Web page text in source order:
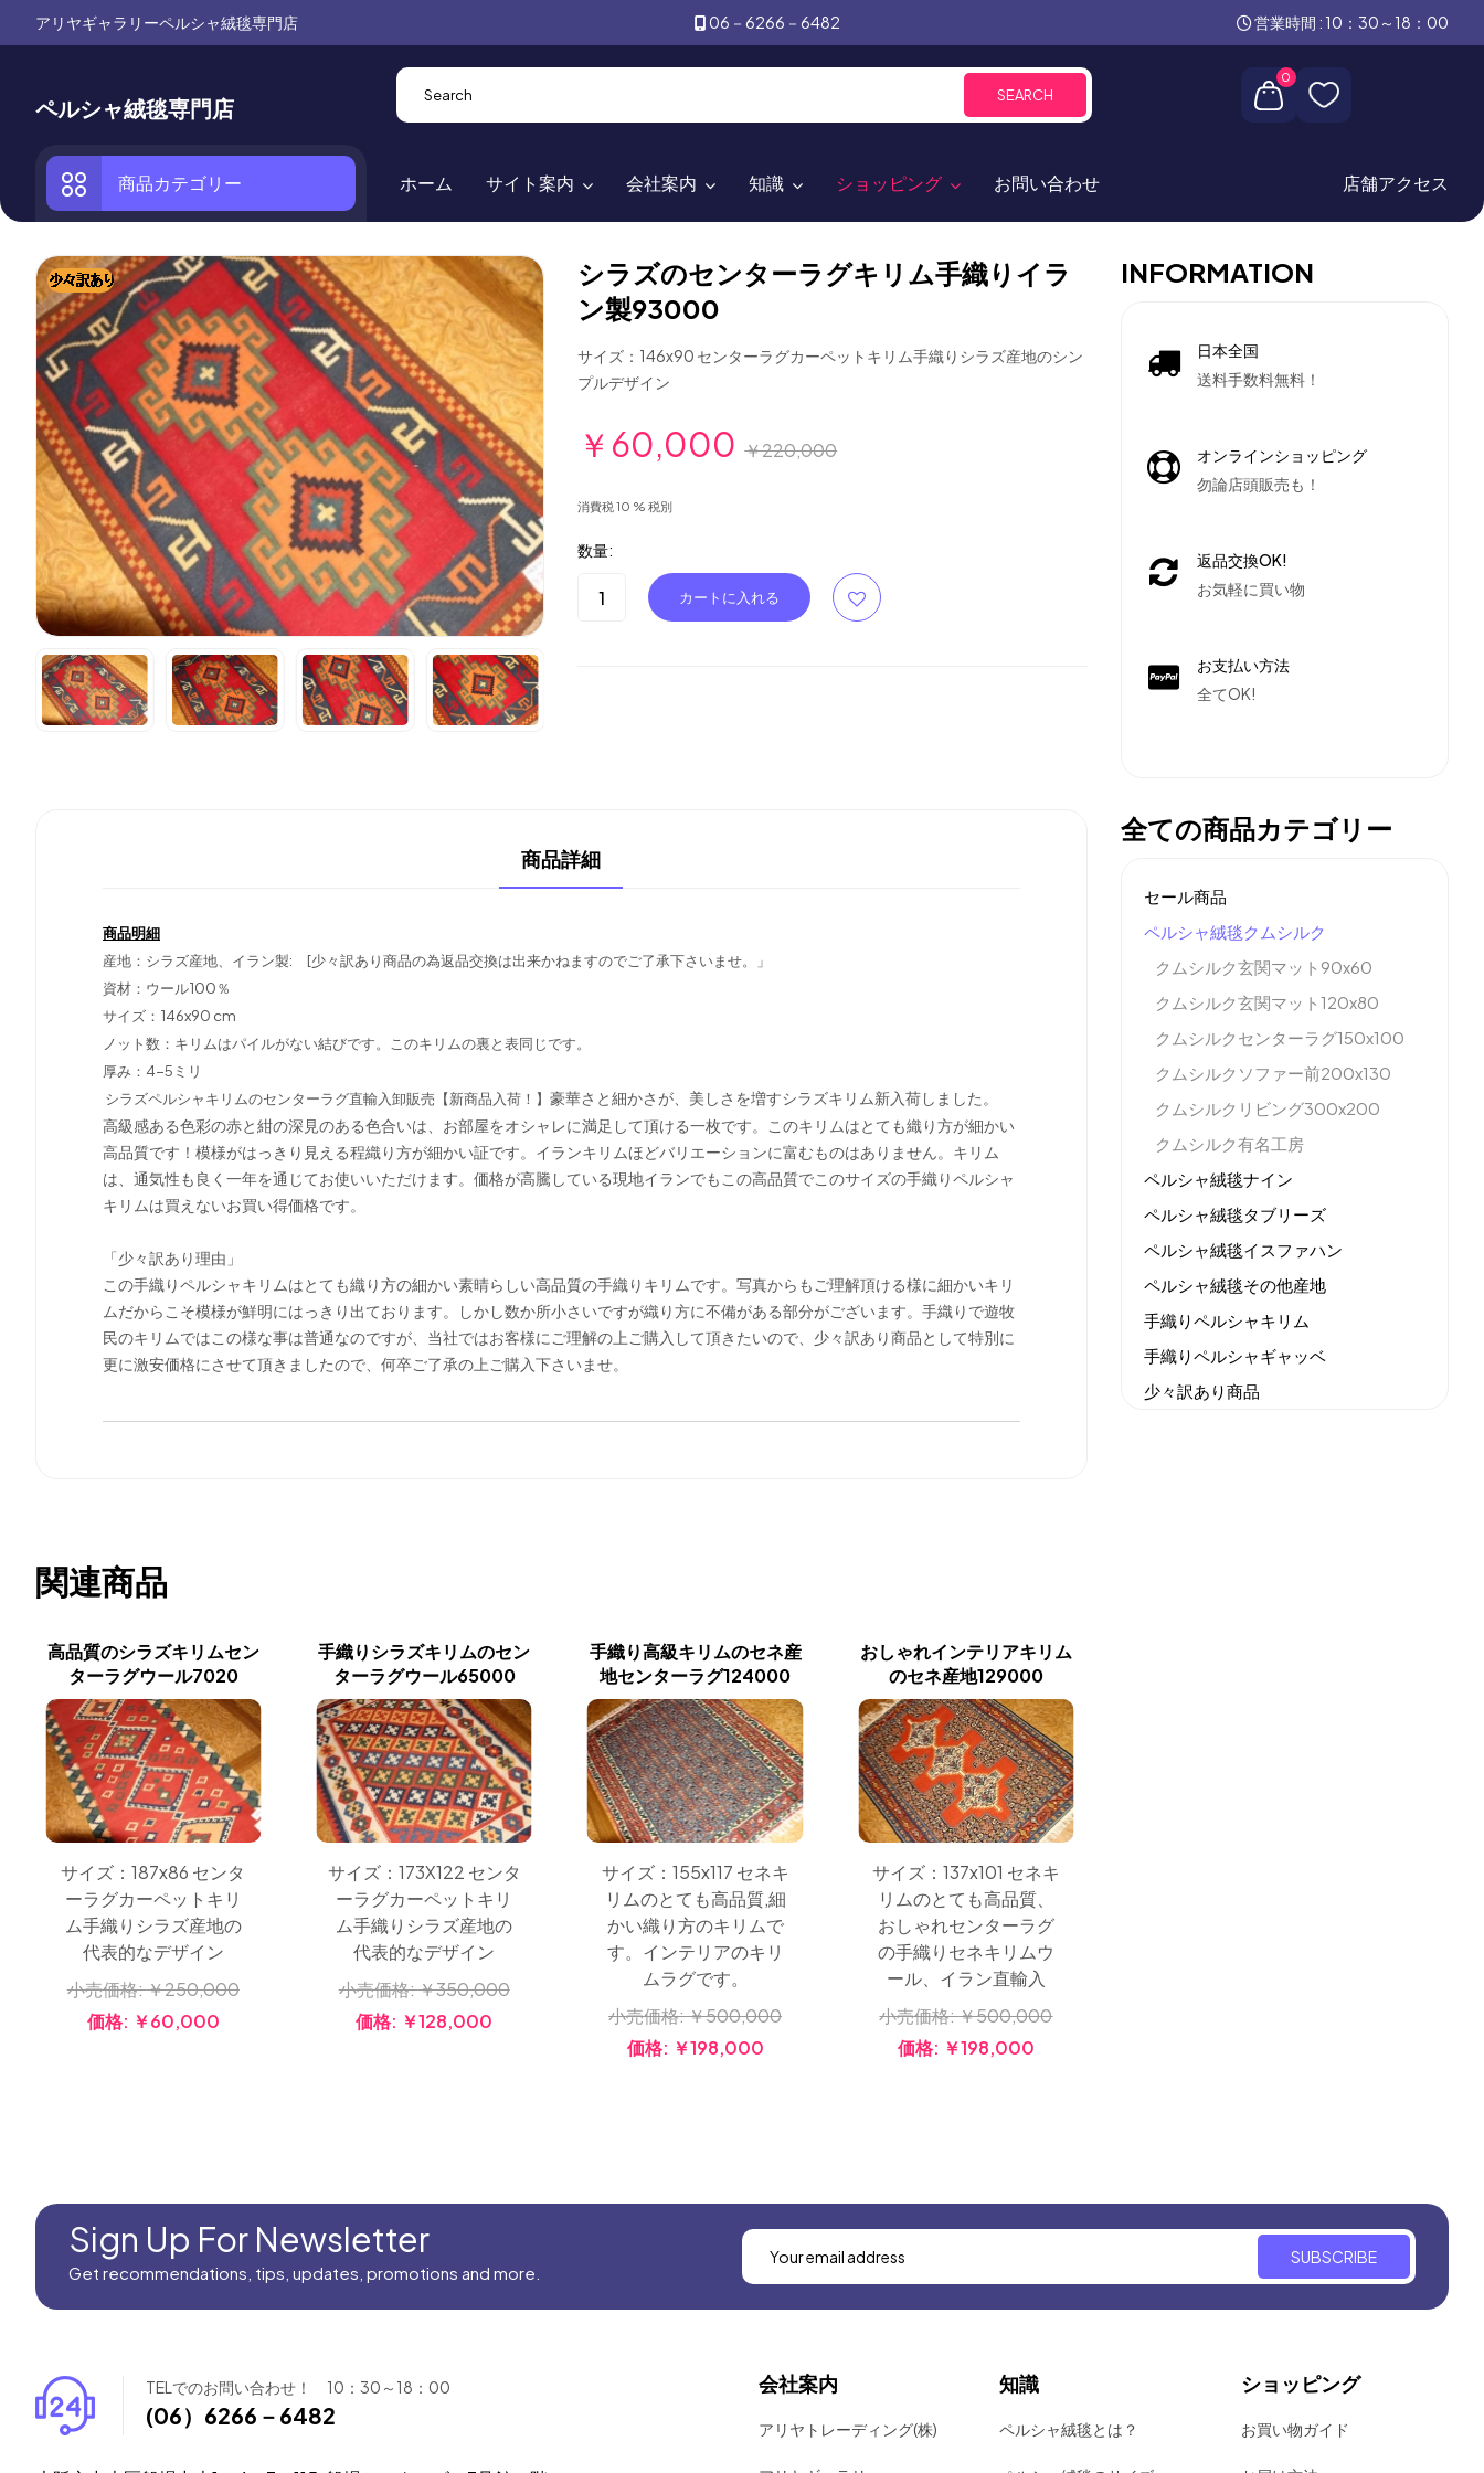
アリヤギャラリーペルシャ絨毯専門店 06－6266－6482 営業時間 : 10：30～18：00
ペルシャ絨毯専門店 SEARCH
0
商品カテゴリー ホーム サイト案内 会社案内 知識 ショッピング お問い合わせ 店舗アクセス
シラズのセンターラグキリム手織りイラ
ン製93000
サイズ：146x90 センターラグカーペットキリム手織りシラズ産地のシン
プルデザイン
￥60,000 ￥220,000
消費税 10 % 税別
数量:
商品詳細
商品明細
産地：シラズ産地、イラン製: [少々訳あり商品の為返品交換は出来かねますのでご了承下さいませ。」
資材：ウール100％
サイズ：146x90 cm
ノット数：キリムはパイルがない結びです。このキリムの裏と表同じです。
厚み：4-5ミリ
シラズペルシャキリムのセンターラグ直輸入卸販売【新商品入荷！】 豪華さと細かさが、美しさを増すシラズキリム新入荷しました。
高級感ある色彩の赤と紺の深見のある色合いは、お部屋をオシャレに満足して頂ける一枚です。このキリムはとても織り方が細かい
高品質です！模様がはっきり見える程織り方が細かい証です。イランキリムほどバリエーションに富むものはありません。キリム
は、通気性も良く一年を通じてお使いいただけます。価格が高騰している現地イランでもこの高品質でこのサイズの手織りペルシャ
キリムは買えないお買い得価格です。
「少々訳あり理由」
この手織りペルシャキリムはとても織り方の細かい素晴らしい高品質の手織りキリムです。写真からもご理解頂ける様に細かいキリ
ムだからこそ模様が鮮明にはっきり出ております。しかし数か所小さいですが織り方に不備がある部分がございます。手織りで遊牧
民のキリムではこの様な事は普通なのですが、当社ではお客様にご理解の上ご購入して頂きたいので、少々訳あり商品として特別に
更に激安価格にさせて頂きましたので、何卒ご了承の上ご購入下さいませ。
関連商品
高品質のシラズキリムセン
ターラグウール7020
サイズ：187x86 センタ
ーラグカーペットキリ
ム手織りシラズ産地の
代表的なデザイン
小売価格:￥250,000
価格: ￥60,000
手織りシラズキリムのセン
ターラグウール65000
サイズ：173X122 センタ
ーラグカーペットキリ
ム手織りシラズ産地の
代表的なデザイン
小売価格:￥350,000
価格: ￥128,000
手織り高級キリムのセネ産
地センターラグ124000
サイズ：155x117 セネキ
リムのとても高品質,細
かい織り方のキリムで
す。インテリアのキリ
ムラグです。
小売価格:￥500,000
価格: ￥198,000
おしゃれインテリアキリム
のセネ産地129000
サイズ：137x101 セネキ
リムのとても高品質、
おしゃれセンターラグ
の手織りセネキリムウ
ール、イラン直輸入
小売価格:￥500,000
価格: ￥198,000
INFORMATION
日本全国
送料手数料無料！
オンラインショッピング
勿論店頭販売も！
返品交換OK!
お気軽に買い物
お支払い方法
全てOK!
全ての商品カテゴリー
セール商品
ペルシャ絨毯クムシルク
クムシルク玄関マット90x60
クムシルク玄関マット120x80
クムシルクセンターラグ150x100
クムシルクソファー前200x130
クムシルクリビング300x200
クムシルク有名工房
ペルシャ絨毯ナイン
ペルシャ絨毯タブリーズ
ペルシャ絨毯イスファハン
ペルシャ絨毯その他産地
手織りペルシャキリム
手織りペルシャギャッベ
少々訳あり商品
Sign Up For Newsletter
Get recommendations, tips, updates, promotions and more.
SUBSCRIBE
TELでのお問い合わせ！ 10：30～18：00
(06）6266－6482
会社案内
アリヤトレーディング(株)
知識
ペルシャ絨毯とは？
ショッピング
お買い物ガイド